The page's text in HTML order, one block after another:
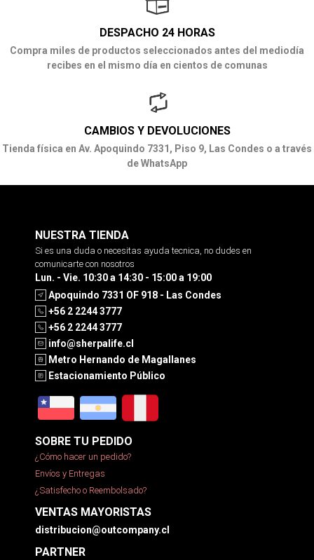
DESPACHO 24 HORAS
Compra miles de productos seleccionados antes del mediodía
recibes en el mismo día en cientos de comunas
CAMBIOS Y DEVOLUCIONES
Tienda física en Av. Apoquindo 7331, Piso 9, Las Condes o a través
de WhatsApp
NUESTRA TIENDA
Si es una duda o necesitas ayuda tecnica, no dudes en
comunicarte con nosotros
Lun. - Vie. 10:30 a 14:30 - 15:00 a 19:00
Apoquindo 7331 OF 918 - Las Condes
+56 2 2244 3777
+56 2 2244 3777
info@sherpalife.cl
Metro Hernando de Magallanes
Estacionamiento Público
SOBRE TU PEDIDO
¿Cómo hacer un pedido?
Envíos y Entregas
¿Satisfecho o Reembolsado?
VENTAS MAYORISTAS
distribucion@outcompany.cl
PARTNER